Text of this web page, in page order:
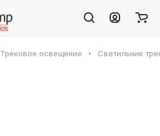
Трековое освещение Светильник